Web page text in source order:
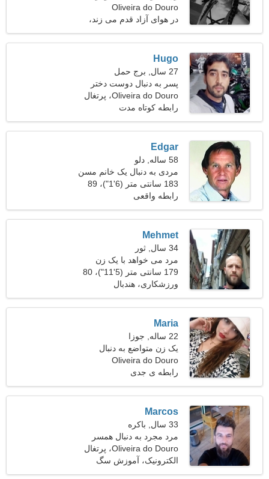
Oliveira do Douro
در هوای آزاد قدم می زند،
آبرنگ
Hugo
27 سال, برج حمل
پسر به دنبال دوست دختر
است 25-28
Oliveira do Douro، پرتغال
رابطه کوتاه مدت
Edgar
58 ساله, دلو
مردی به دنبال یک خانم مسن
50-56
183 سانتی متر (6'1")، 89
کیلوگرم (196 پوند)
رابطه واقعی
Mehmet
34 سال, ثور
مرد می خواهد با یک زن
ملاقات کند
179 سانتی متر (5'11")، 80
کیلوگرم (176 پوند)
ورزشکاری، هندبال
Maria
22 ساله, جوزا
یک زن متواضع به دنبال
شریک زندگی است
Oliveira do Douro
رابطه ی جدی
Marcos
33 سال, باکره
مرد مجرد به دنبال همسر
Oliveira do Douro، پرتغال
الکترونیک، آموزش سگ